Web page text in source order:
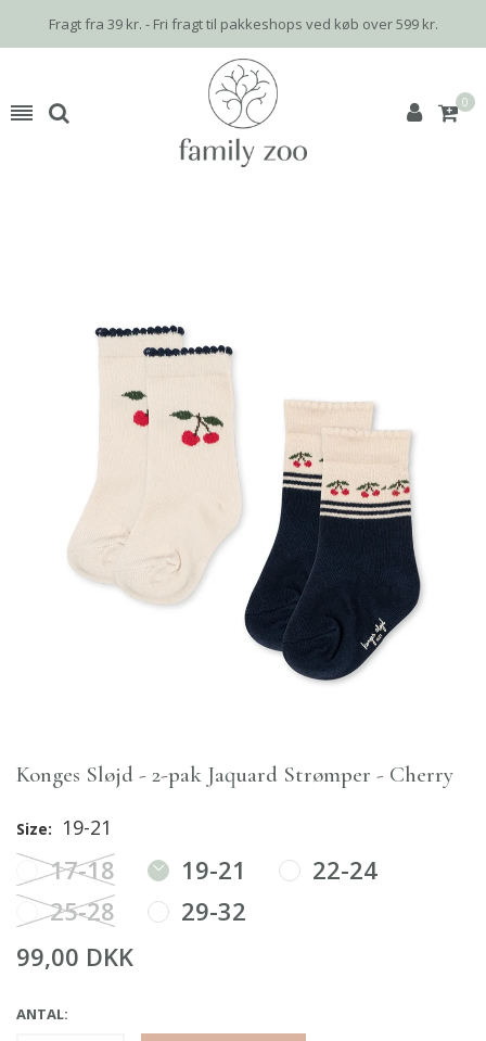
Fragt fra 39 kr. - Fri fragt til pakkeshops ved køb over 599 kr.
0
Konges Sløjd - 2-pak Jaquard Strømper - Cherry
Size: 19-21
17-18 19-21
22-24
25-28
29-32
99,00 DKK
ANTAL: